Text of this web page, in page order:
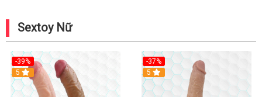
Sextoy Nữ
-39%
Hot
5
-37%
5